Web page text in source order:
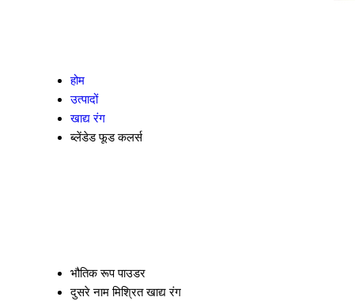
होम
उत्पादों
खाद्य रंग
ब्लेंडेड फूड कलर्स
भौतिक रूप पाउडर
दुसरे नाम मिश्रित खाद्य रंग